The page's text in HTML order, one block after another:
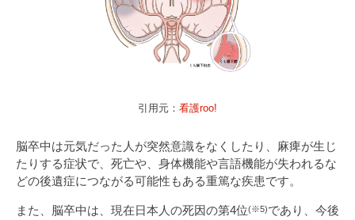
引用元： 看護roo!
脳卒中は元気だった人が突然意識をなくしたり、麻痺が生じ
たりする症状で、死亡や、身体機能や言語機能が失われるな
どの後遺症につながる可能性もある重篤な疾患です。
また、脳卒中は、現在日本人の死因の第4位(※5)であり、今後